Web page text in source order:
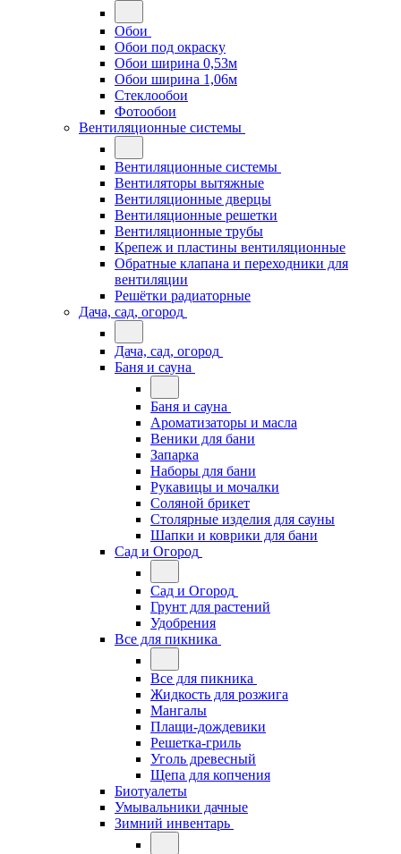
Обои
Обои под окраску
Обои ширина 0,53м
Обои ширина 1,06м
Стеклообои
Фотообои
Вентиляционные системы
Вентиляционные системы
Вентиляторы вытяжные
Вентиляционные дверцы
Вентиляционные решетки
Вентиляционные трубы
Крепеж и пластины вентиляционные
Обратные клапана и переходники для
вентиляции
Решётки радиаторные
Дача, сад, огород
Дача, сад, огород
Баня и сауна
Баня и сауна
Ароматизаторы и масла
Веники для бани
Запарка
Наборы для бани
Рукавицы и мочалки
Соляной брикет
Столярные изделия для сауны
Шапки и коврики для бани
Сад и Огород
Сад и Огород
Грунт для растений
Удобрения
Все для пикника
Все для пикника
Жидкость для розжига
Мангалы
Плащи-дождевики
Решетка-гриль
Уголь древесный
Щепа для копчения
Биотуалеты
Умывальники дачные
Зимний инвентарь